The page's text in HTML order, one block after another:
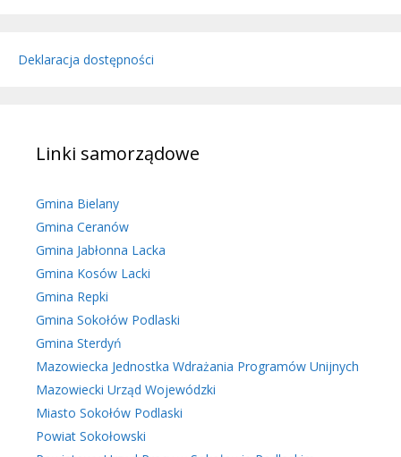
Deklaracja dostępności
Linki samorządowe
Gmina Bielany
Gmina Ceranów
Gmina Jabłonna Lacka
Gmina Kosów Lacki
Gmina Repki
Gmina Sokołów Podlaski
Gmina Sterdyń
Mazowiecka Jednostka Wdrażania Programów Unijnych
Mazowiecki Urząd Wojewódzki
Miasto Sokołów Podlaski
Powiat Sokołowski